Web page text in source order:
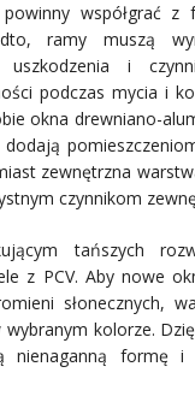
powinny współgrać z
ramy muszą
uszkodzenia i
podczas mycia i
okna drewniano-
zewnętrzna
czynnikom
tańszych
z PCV. Aby nowe
słonecznych,
wybranym kolorze.
nienaganną formę i